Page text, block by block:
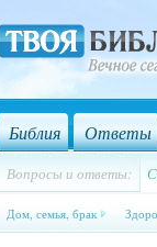
Библия Ответы
Вопросы и ответы:
Дом, семья, брак